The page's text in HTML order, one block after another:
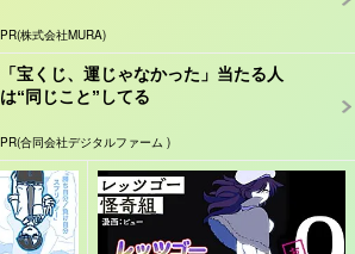
PR(株式会社MURA)
「宝くじ、運じゃなかった」当たる人
は“同じこと”してる
PR(合同会社デジタルファーム )